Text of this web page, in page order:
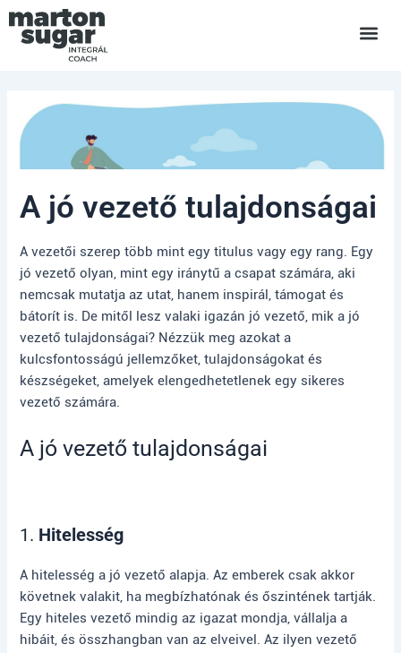
Skip
to
A jó vezető tulajdonságai
A vezetői szerep több mint egy titulus vagy egy rang. Egy
jó vezető olyan, mint egy iránytű a csapat számára, aki
nemcsak mutatja az utat, hanem inspirál, támogat és
bátorít is. De mitől lesz valaki igazán jó vezető, mik a jó
vezető tulajdonságai? Nézzük meg azokat a
kulcsfontosságú jellemzőket, tulajdonságokat és
készségeket, amelyek elengedhetetlenek egy sikeres
vezető számára.
A jó vezető tulajdonságai
1. Hitelesség
A hitelesség a jó vezető alapja. Az emberek csak akkor
követnek valakit, ha megbízhatónak és őszintének tartják.
Egy hiteles vezető mindig az igazat mondja, vállalja a
hibáit, és összhangban van az elveivel. Az ilyen vezető
Post
navigation